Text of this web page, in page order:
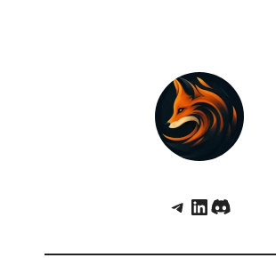
Telegram
LinkedIn
Discord